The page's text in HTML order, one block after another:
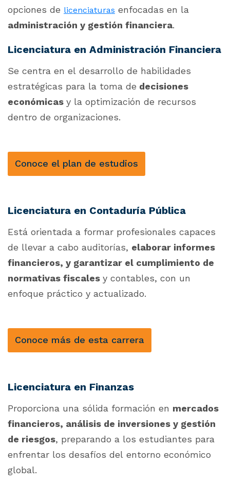
opciones de licenciaturas enfocadas en la
administración y gestión financiera.
Licenciatura en Administración Financiera
Se centra en el desarrollo de habilidades
estratégicas para la toma de decisiones
económicas y la optimización de recursos
dentro de organizaciones.
Conoce el plan de estudios
Licenciatura en Contaduría Pública
Está orientada a formar profesionales capaces
de llevar a cabo auditorías, elaborar informes
financieros, y garantizar el cumplimiento de
normativas fiscales y contables, con un
enfoque práctico y actualizado.
Conoce más de esta carrera
Licenciatura en Finanzas
Proporciona una sólida formación en mercados
financieros, análisis de inversiones y gestión
de riesgos, preparando a los estudiantes para
enfrentar los desafíos del entorno económico
global.